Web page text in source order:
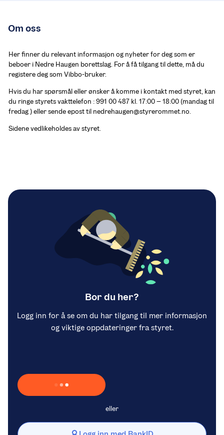
Om oss
Her finner du relevant informasjon og nyheter for deg som er
beboer i Nedre Haugen borettslag. For å få tilgang til dette, må du
registere deg som Vibbo-bruker.
Hvis du har spørsmål eller ønsker å komme i kontakt med styret, kan
du ringe styrets vakttelefon : 991 00 487 kl. 17:00 – 18:00 (mandag til
fredag ) eller sende epost til nedrehaugen@styrerommet.no.
Sidene vedlikeholdes av styret.
Bor du her?
Logg inn for å se om du har tilgang til mer informasjon
og viktige oppdateringer fra styret.
Laster inn Vipps …
eller